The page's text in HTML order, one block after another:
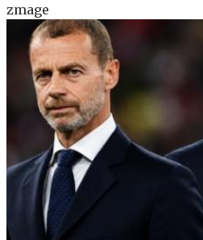
zmage